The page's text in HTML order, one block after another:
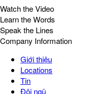
Watch the Video
Learn the Words
Speak the Lines
Company Information
Giới thiệu
Locations
Tin
Đội ngũ